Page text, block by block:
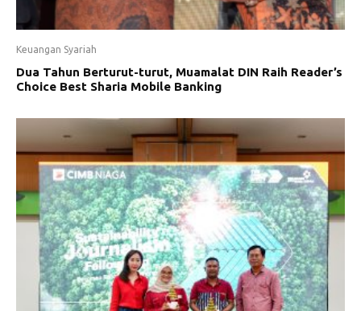
Keuangan Syariah
Dua Tahun Berturut-turut, Muamalat DIN Raih Reader’s
Choice Best Sharia Mobile Banking